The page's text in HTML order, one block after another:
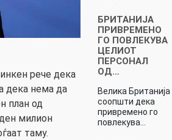
рече дека
дека нема да
план од
милион
таму.
БРИТАНИЈА
ПРИВРЕМЕНО
ГО ПОВЛЕКУВА
ЦЕЛИОТ
ПЕРСОНАЛ
ОД…
Велика Британија
соопшти дека
привремено го
повлекува…